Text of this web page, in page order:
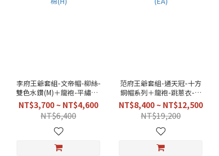
李府王爺套組-文帝帽-柳絲-
雙色水鑽(M)＋龍袍-平繡衣-
凸棉(H)
NT$3,700 ~ NT$4,600
NT$6,400
范府王爺套組-通天冠-十方
銅帽系列＋龍袍-跳蔥衣-凸
銀龍(EA)
NT$8,400 ~ NT$12,500
NT$19,200